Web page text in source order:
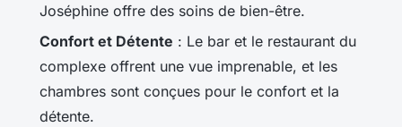
Joséphine offre des soins de bien-être.
Confort et Détente : Le bar et le restaurant du
complexe offrent une vue imprenable, et les
chambres sont conçues pour le confort et la
détente.